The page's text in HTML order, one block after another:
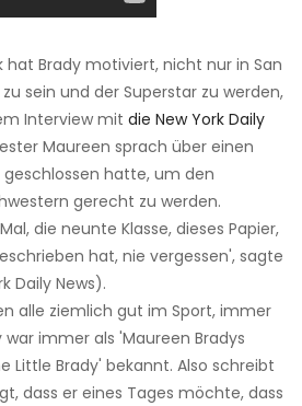
hat Brady motiviert, nicht nur in San
sein und der Superstar zu werden,
Interview mit die New York Daily
Maureen sprach über einen
geschlossen hatte, um den
gerecht zu werden.
die neunte Klasse, dieses Papier,
hat, nie vergessen', sagte
Daily News).
alle ziemlich gut im Sport, immer
immer als 'Maureen Bradys
Little Brady' bekannt. Also schreibt
dass er eines Tages möchte, dass